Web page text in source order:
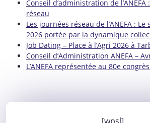
Conseil d’administration de
réseau
Les journées réseau de l’ANEFA : Le
2026 portée par la dynamique
Job Dating – Place à l’Agri 2026 à
Conseil d’Administration ANEFA –
L’ANEFA représentée au 80e